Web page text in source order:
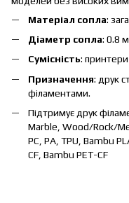
Матеріал сопла:
Діаметр сопла: 0.8
Сумісність:
Призначення: друк
філаментами.
Підтримує друк
Marble, Wood/Rock/
PC, PA, TPU, Bambu
CF, Bambu PET-CF